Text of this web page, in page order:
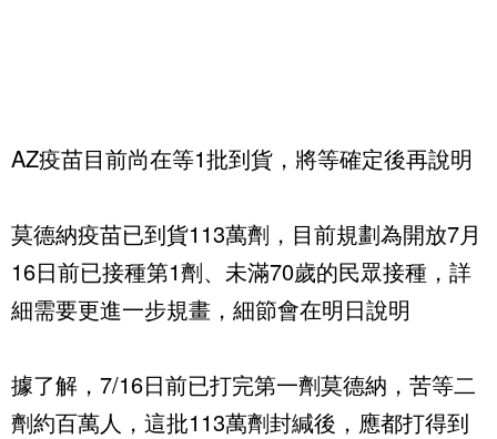
AZ疫苗目前尚在等1批到貨，將等確定後再說明
莫德納疫苗已到貨113萬劑，目前規劃為開放7月
16日前已接種第1劑、未滿70歲的民眾接種，詳
細需要更進一步規畫，細節會在明日說明
據了解，7/16日前已打完第一劑莫德納，苦等二
劑約百萬人，這批113萬劑封緘後，應都打得到